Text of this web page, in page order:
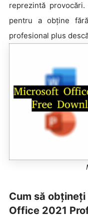
reprezintă
pentru a obține
profesional plus
Cum să
Office 2021